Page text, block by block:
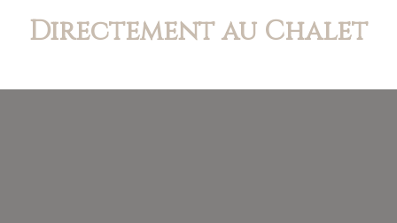
Directement au Chalet